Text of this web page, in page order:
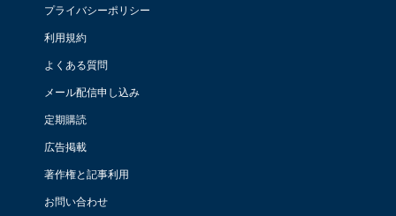
プライバシーポリシー
利用規約
よくある質問
メール配信申し込み
定期購読
広告掲載
著作権と記事利用
お問い合わせ